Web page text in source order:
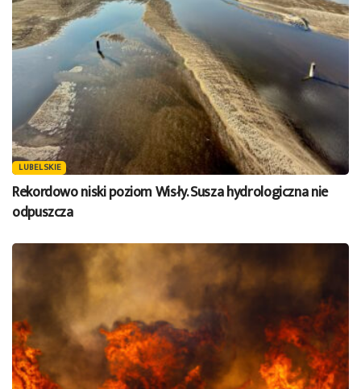
LUBELSKIE
Rekordowo niski poziom Wisły. Susza hydrologiczna nie
odpuszcza